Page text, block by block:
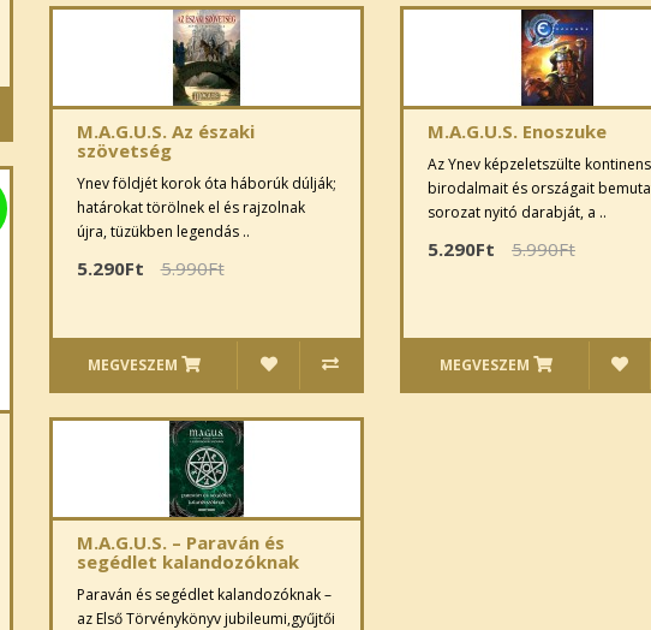
M.A.G.U.S. Az északi
szövetség
Ynev földjét korok óta háborúk dúlják;
határokat törölnek el és rajzolnak
újra, tüzükben legendás ..
5.290Ft 5.990Ft
MEGVESZEM
M.A.G.U.S. Enoszuke
Az Ynev képzeletszülte
birodalmait és országait
sorozat nyitó darabját, a ..
5.290Ft 5.990Ft
MEGVESZEM
M.A.G.U.S. – Paraván és
segédlet kalandozóknak
Paraván és segédlet kalandozóknak –
az Első Törvénykönyv jubileumi,gyűjtői